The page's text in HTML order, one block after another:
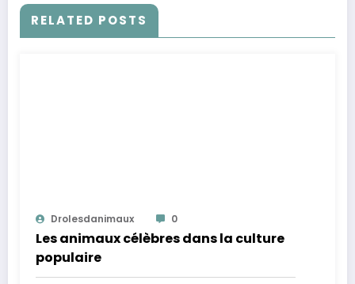
RELATED POSTS
Drolesdanimaux 0
Les animaux célèbres dans la culture
populaire